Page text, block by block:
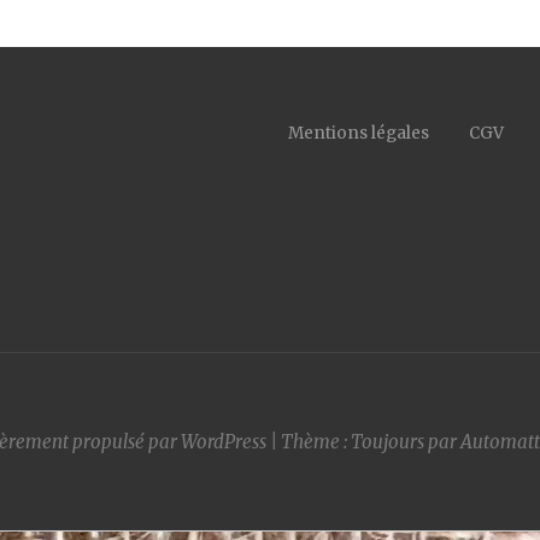
Mentions légales CGV
propulsé par WordPress Thème : Toujours par